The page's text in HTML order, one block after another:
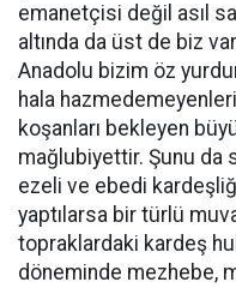
emanetçisi değil asıl
altında da üst de biz
Anadolu bizim öz
hala
koşanları bekleyen
mağlubiyettir. Şunu
ezeli ve ebedi
yaptılarsa bir türlü
topraklardaki kardeş
döneminde mezhebe,